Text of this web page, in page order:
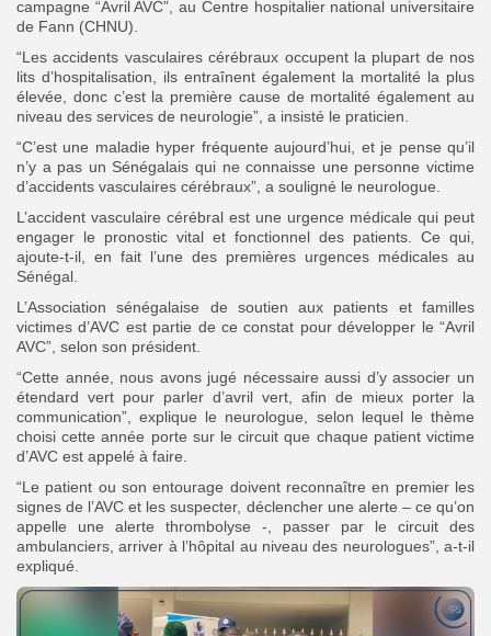
campagne “Avril AVC”, au Centre hospitalier national universitaire
de Fann (CHNU).
“Les accidents vasculaires cérébraux occupent la plupart de nos
lits d’hospitalisation, ils entraînent également la mortalité la plus
élevée, donc c’est la première cause de mortalité également au
niveau des services de neurologie”, a insisté le praticien.
“C’est une maladie hyper fréquente aujourd’hui, et je pense qu’il
n’y a pas un Sénégalais qui ne connaisse une personne victime
d’accidents vasculaires cérébraux”, a souligné le neurologue.
L’accident vasculaire cérébral est une urgence médicale qui peut
engager le pronostic vital et fonctionnel des patients. Ce qui,
ajoute-t-il, en fait l’une des premières urgences médicales au
Sénégal.
L’Association sénégalaise de soutien aux patients et familles
victimes d’AVC est partie de ce constat pour développer le “Avril
AVC”, selon son président.
“Cette année, nous avons jugé nécessaire aussi d’y associer un
étendard vert pour parler d’avril vert, afin de mieux porter la
communication”, explique le neurologue, selon lequel le thème
choisi cette année porte sur le circuit que chaque patient victime
d’AVC est appelé à faire.
“Le patient ou son entourage doivent reconnaître en premier les
signes de l’AVC et les suspecter, déclencher une alerte – ce qu’on
appelle une alerte thrombolyse -, passer par le circuit des
ambulanciers, arriver à l’hôpital au niveau des neurologues”, a-t-il
expliqué.